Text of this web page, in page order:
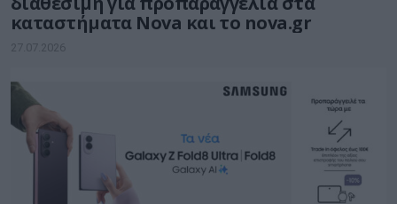
καταστήματα Nova και το nova.gr
27.07.2026